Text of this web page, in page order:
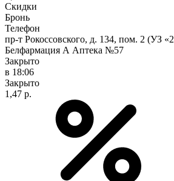
Скидки
Бронь
Телефон
пр-т Рокоссовского, д. 134, пом. 2 (УЗ
Белфармация А Аптека №57
Закрыто
в 18:06
Закрыто
1,47 р.